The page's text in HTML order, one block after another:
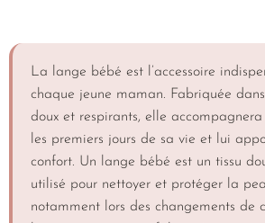
La lange bébé est l’accessoire
chaque jeune maman. Fabriquée
doux et respirants, elle
les premiers jours de sa vie et lui
confort. Un lange bébé est un tissu
utilisé pour nettoyer et protéger la
notamment lors des changements de